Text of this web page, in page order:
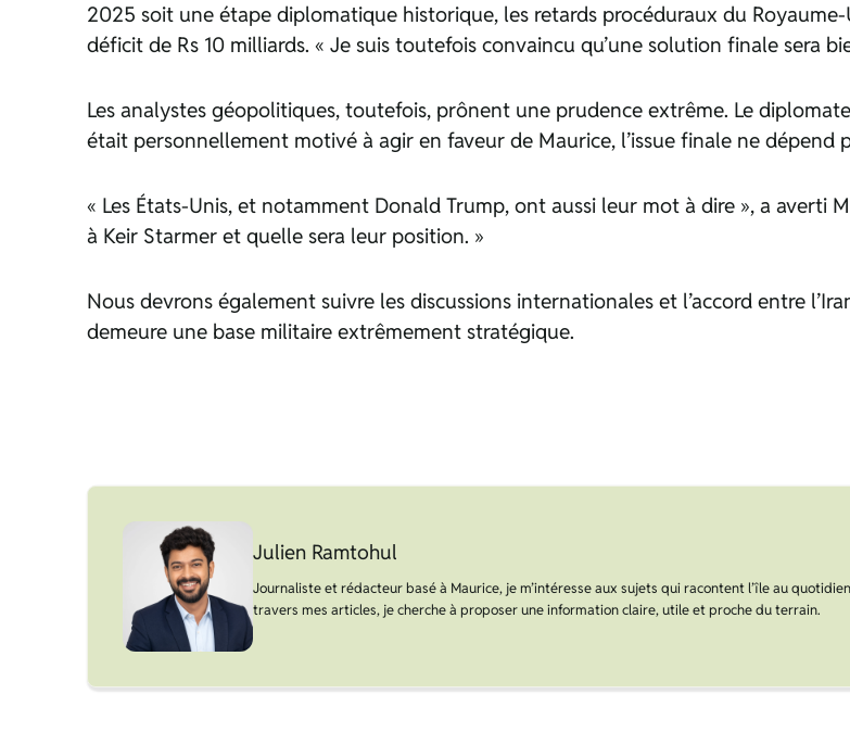
2025 soit une étape diplomatique historique, les retards procéduraux du
déficit de Rs 10 milliards. « Je suis toutefois convaincu qu’une solution finale sera
Les analystes géopolitiques, toutefois, prônent une prudence extrême. Le
était personnellement motivé à agir en faveur de Maurice, l’issue finale ne dépend
« Les États-Unis, et notamment Donald Trump, ont aussi leur mot à dire », a averti
à Keir Starmer et quelle sera leur position. »
Nous devrons également suivre les discussions internationales et l’accord entre
demeure une base militaire extrêmement stratégique.
Julien Ramtohul
Journaliste et rédacteur basé à Maurice, je m’intéresse aux sujets qui racontent l’île au
travers mes articles, je cherche à proposer une information claire, utile et proche du terrain.